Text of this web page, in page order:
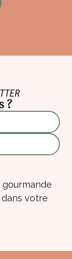
?
gourmande
votre